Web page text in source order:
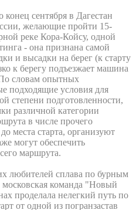
конец сентября в Дагестан
желающие пройти 15-
реке Кора-Койсу, одной
- она признана самой
и высадки на берег (к старту
к берегу подъезжает машина
словам опытных
подходящие условия для
степени подготовленности,
различной категории
в числе прочего
места старта, организуют
могут обеспечить
маршрута.
любителей сплава по бурным
команда "Новый
проделала нелегкий путь по
от одной из погранзастав